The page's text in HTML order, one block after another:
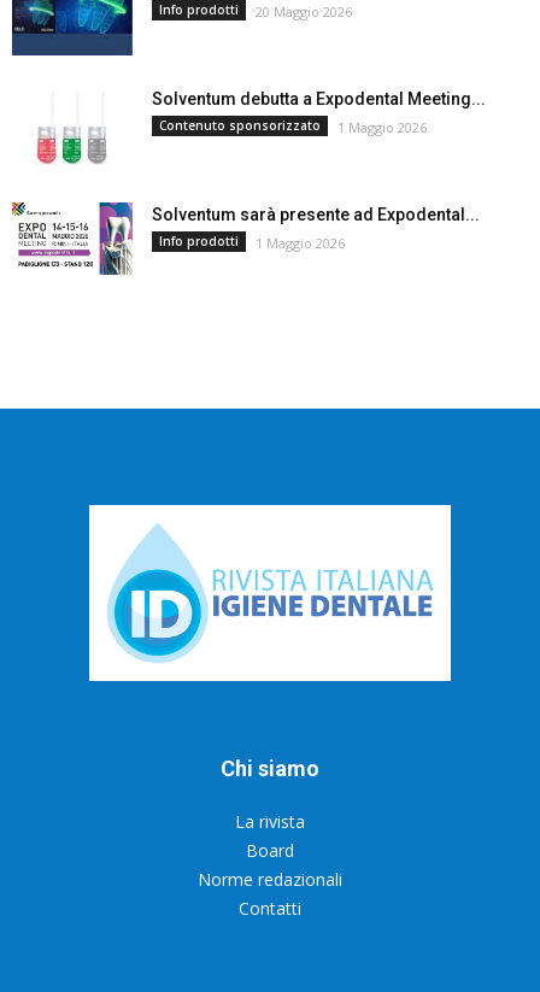
Info prodotti 20 Maggio 2026
Solventum debutta a Expodental Meeting...
Contenuto sponsorizzato 1 Maggio 2026
Solventum sarà presente ad Expodental...
Info prodotti 1 Maggio 2026
Chi siamo
La rivista
Board
Norme redazionali
Contatti